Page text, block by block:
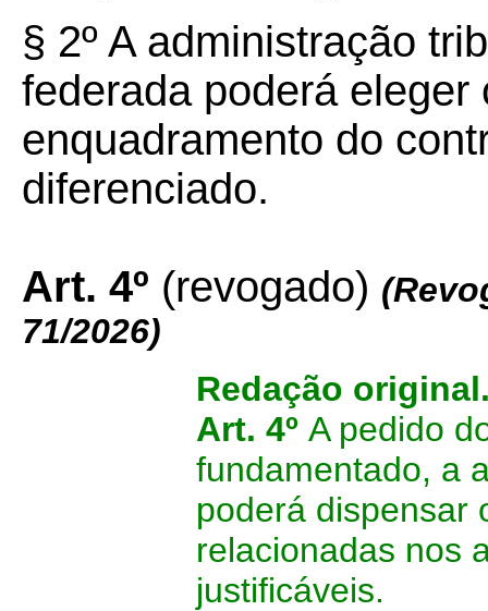
§ 2º A administração
federada poderá
enquadramento do
diferenciado.
Art. 4º (revogado)
71/2026)
Redação
Art. 4º A pedido
fundamentado, a
poderá dispensar
relacionadas nos
justificáveis.